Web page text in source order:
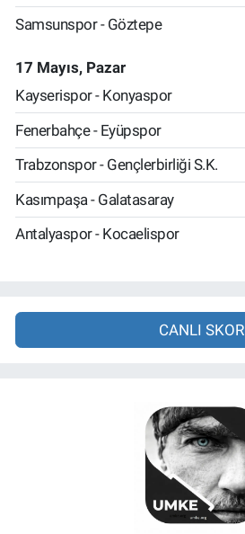
Samsunspor - Göztepe
17 Mayıs, Pazar
Kayserispor - Konyaspor
Fenerbahçe - Eyüpspor
Trabzonspor - Gençlerbirliği S.K.
Kasımpaşa - Galatasaray
Antalyaspor - Kocaelispor
CANLI SKOR